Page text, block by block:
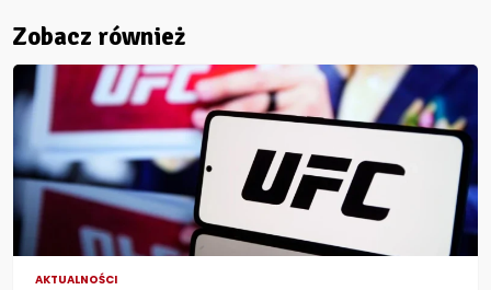
Zobacz również
AKTUALNOŚCI